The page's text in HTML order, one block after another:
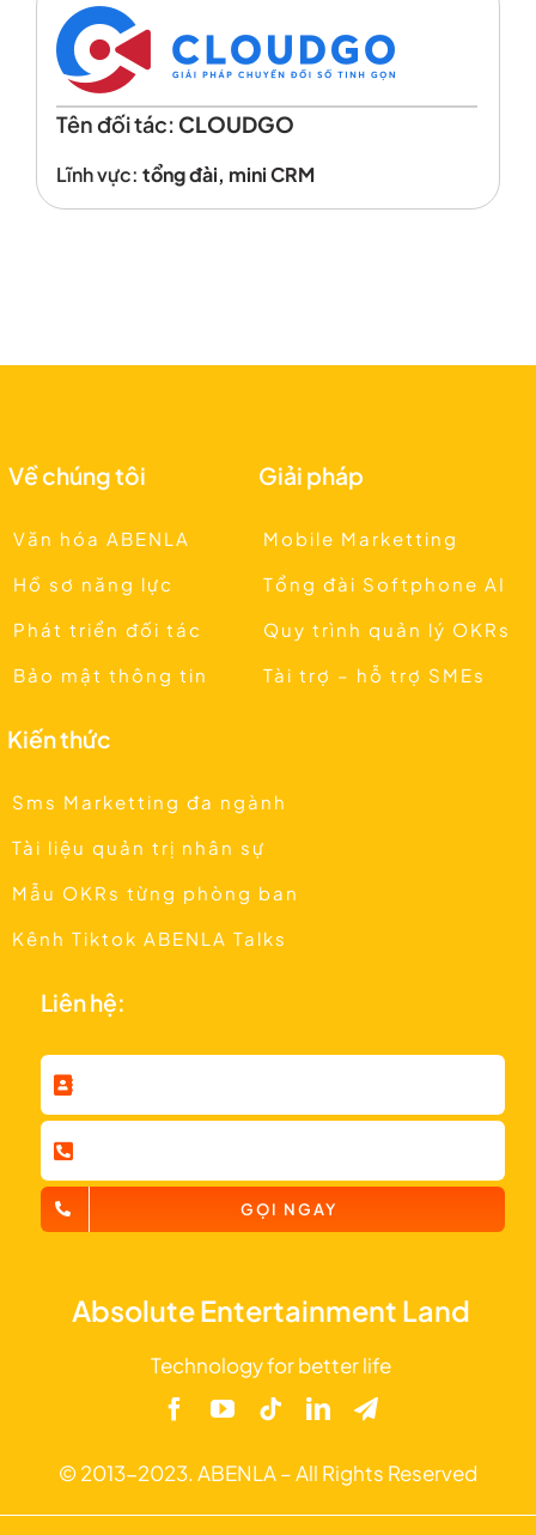
Tên đối tác: CLOUDGO
Lĩnh vực: tổng đài, mini CRM
Absolute Entertainment Land
Technology for better life
Về chúng tôi
Văn hóa ABENLA
Hồ sơ năng lực
Phát triển đối tác
Bảo mật thông tin
Giải pháp
Mobile Marketting
Tổng đài Softphone AI
Quy trình quản lý OKRs
Tài trợ – hỗ trợ SMEs
Kiến thức
Sms Marketting đa ngành
Tài liệu quản trị nhân sự
Mẫu OKRs từng phòng ban
Kênh Tiktok ABENLA Talks
Liên hệ:
GỌI NGAY
© 2013-2023. ABENLA – All Rights Reserved